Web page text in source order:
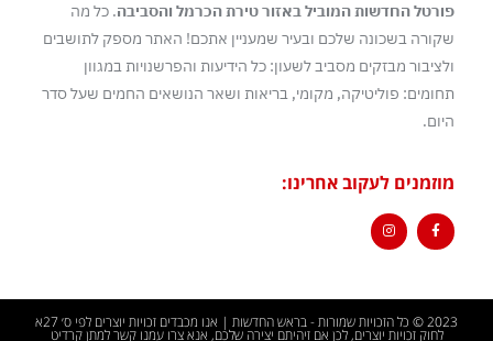
פורטל החדשות המוביל באזור טירת הכרמל והסביבה. כל מה
שקורה בשכונה שלכם ובעיר שמעניין אתכם! האתר מספק לתושבים
ולציבור מבזקים מסביב לשעון: כל הידיעות והפרשנויות במגוון
תחומים: פוליטיקה, מקומי, בריאות ושאר הנושאים החמים שעל סדר
היום.
מוזמנים לעקוב אחרינו:
2023 © כל הזכויות שמורות - בראש החדשות | אנו מכבדים זכויות יוצרים לפי ס׳ 27א
לחוק זכויות יוצרים, לכן אם זיהיתם יצירה שלכם, אנא צרו עמנו קשר למתן קרדיט